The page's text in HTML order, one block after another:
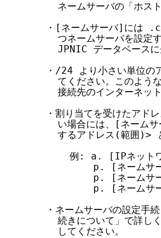
ネームサーバの「ホス
・[ネームサーバ]には
つネームサーバを設定
JPNIC データベースに
・/24 より小さい単位の
てください。このよう
接続先のインターネッ
・割り当てを受けたアド
い場合には、[ネーム
するアドレス(範囲)>
例: a. [IPネット
p. [ネーム
p. [ネーム
p. [ネーム
・ネームサーバの設定手
続きについて」で詳し
    してください。